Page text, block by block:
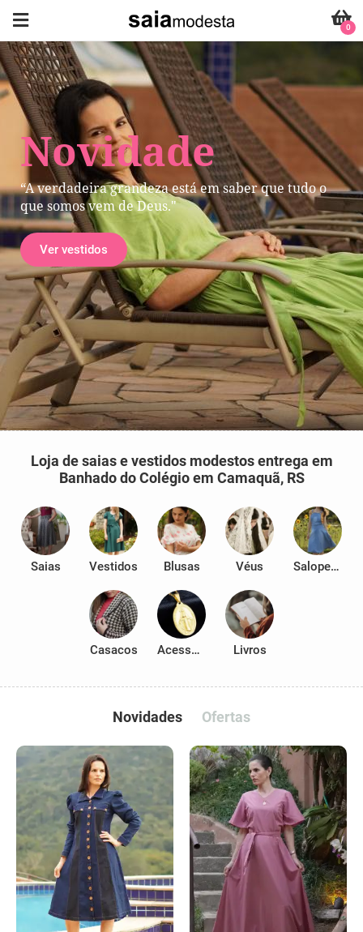
Novidade
“A verdadeira grandeza está em saber que tudo o
que somos vem de Deus."
Ver vestidos
0
Loja de saias e vestidos modestos entrega em
Banhado do Colégio em Camaquã, RS
Saias Vestidos Blusas Véus Salopetes
Casacos Acessórios Livros
Novidades Ofertas